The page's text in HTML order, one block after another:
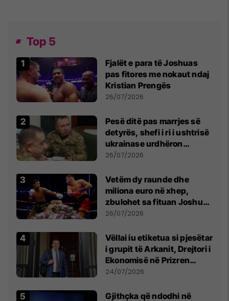
Top 5
Fjalët e para të Joshuas
pas fitores me nokaut ndaj
Kristian Prengës
26/07/2026
Pesë ditë pas marrjes së
detyrës, shefi i ri i ushtrisë
ukrainase urdhëron
kontroll të madh
26/07/2026
Vetëm dy raunde dhe
miliona euro në xhep,
zbulohet sa fituan Joshua
e Prenga
26/07/2026
Vëllai iu etiketua si pjesëtar
i grupit të Arkanit, Drejtori i
Ekonomisë në Prizren
mohon pretendimet
24/07/2026
Gjithçka që ndodhi në